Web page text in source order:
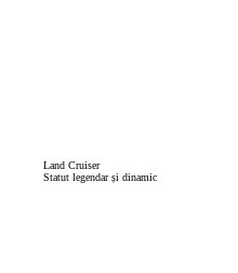
Land Cruiser
Statut legendar și dinamic